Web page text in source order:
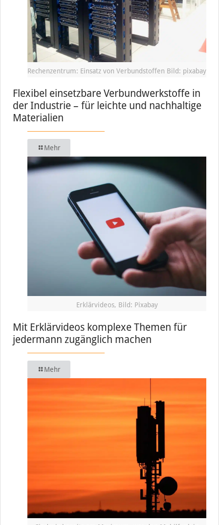
Rechenzentrum: Einsatz von Verbundstoffen Bild: pixabay
Flexibel einsetzbare Verbundwerkstoffe in
der Industrie – für leichte und nachhaltige
Materialien
Mehr
Erklärvideos, Bild: Pixabay
Mit Erklärvideos komplexe Themen für
jedermann zugänglich machen
Mehr